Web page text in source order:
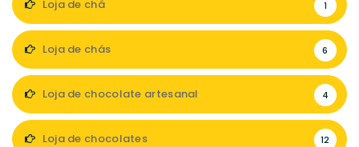
Loja de chá 1
Loja de chás 6
Loja de chocolate artesanal 4
Loja de chocolates 12